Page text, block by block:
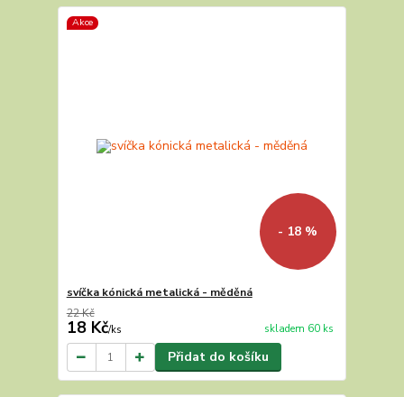
Akce
- 18 %
svíčka kónická metalická - měděná
22 Kč
18 Kč/ks skladem 60 ks
Přidat do košíku